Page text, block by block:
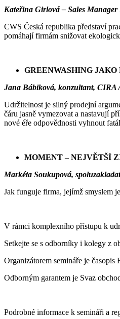
Kateřina Girlová – Sales Manager
CWS Česká republika představí
pomáhají firmám snižovat
GREENWASHING
Jana Bábiková, konzultant, CIRA
Udržitelnost je silný prodejní
čáru jasně vymezovat a nastavují
nové éře odpovědnosti vyhnout
MOMENT – NEJVĚTŠÍ
Markéta Soukupová,
Jak funguje firma, jejímž smyslem
V rámci komplexního přístupu k
Setkejte se s odborníky i kolegy z
Organizátorem semináře je časopis
Odborným garantem je Svaz
Podrobné informace k semináři a